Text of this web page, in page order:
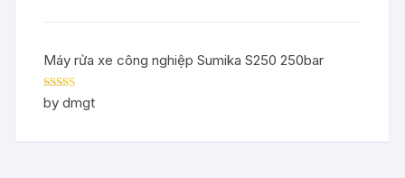
Máy rửa xe công nghiệp Sumika S250 250bar
Rated5out
of 5
by dmgt